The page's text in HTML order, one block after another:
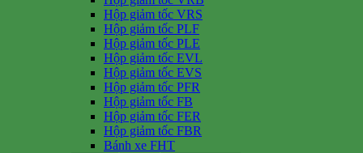
Hộp giảm tốc VRS
Hộp giảm tốc PLF
Hộp giảm tốc PLE
Hộp giảm tốc EVL
Hộp giảm tốc EVS
Hộp giảm tốc PFR
Hộp giảm tốc FB
Hộp giảm tốc FER
Hộp giảm tốc FBR
Bánh xe FHT